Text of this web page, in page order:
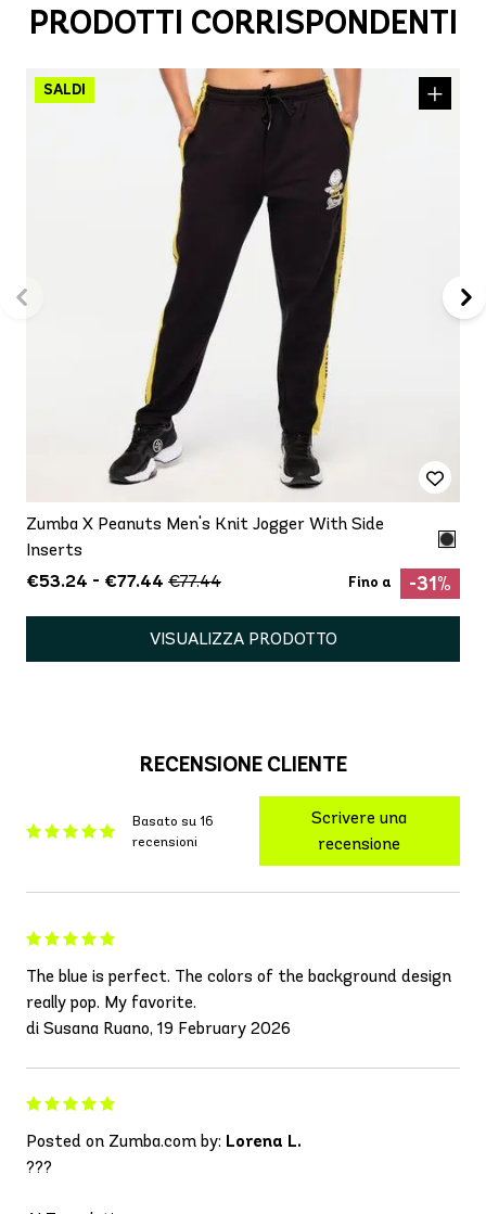
PRODOTTI CORRISPONDENTI
Zumba X Peanuts Men's Knit Jogger With Side
Inserts
€53.24 - €77.44 €77.44 Fino a -31%
VISUALIZZA PRODOTTO
RECENSIONE CLIENTE
Basato su 16
recensioni
Scrivere una
recensione
The blue is perfect. The colors of the background design
really pop. My favorite.
di Susana Ruano, 19 February 2026
Posted on Zumba.com by: Lorena L.
???